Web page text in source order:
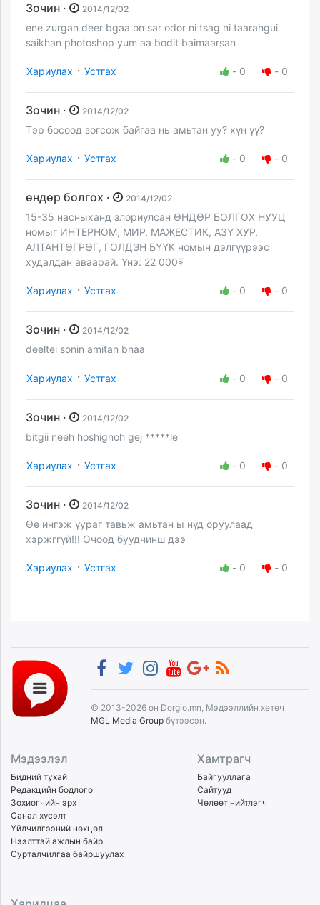
Зочин · 2014/12/02
ene zurgan deer bgaa on sar odor ni tsag ni taarahgui
saikhan photoshop yum aa bodit baimaarsan
Хариулах · Устгах - 0 - 0
Зочин · 2014/12/02
Тэр босоод зогсож байгаа нь амьтан уу? хүн үү?
Хариулах · Устгах - 0 - 0
өндөр болгох · 2014/12/02
15-35 насныханд злориулсан ӨНДӨР БОЛГОХ НУУЦ
номыг ИНТЕРНОМ, МИР, МАЖЕСТИК, АЗҮ ХУР,
АЛТАНТӨГРӨГ, ГОЛДЭН БҮҮК номын дэлгүүрээс
худалдан аваарай. Үнэ: 22 000₮
Хариулах · Устгах - 0 - 0
Зочин · 2014/12/02
deeltei sonin amitan bnaa
Хариулах · Устгах - 0 - 0
Зочин · 2014/12/02
bitgii neeh hoshignoh gej *****le
Хариулах · Устгах - 0 - 0
Зочин · 2014/12/02
Өө ингэж үураг тавьж амьтан ы нүд оруулаад
хэржггүй!!! Очоод буудчинш дээ
Хариулах · Устгах - 0 - 0
© 2013-2026 он Dorgio.mn, Мэдээллийн хөтөч
MGL Media Group бүтээсэн.
Мэдээлэл
Бидний тухай
Редакцийн бодлого
Зохиогчийн эрх
Санал хүсэлт
Үйлчилгээний нөхцөл
Нээлттэй ажлын байр
Сурталчилгаа байршуулах
Хамтрагч
Байгууллага
Сайтууд
Чөлөөт нийтлэгч